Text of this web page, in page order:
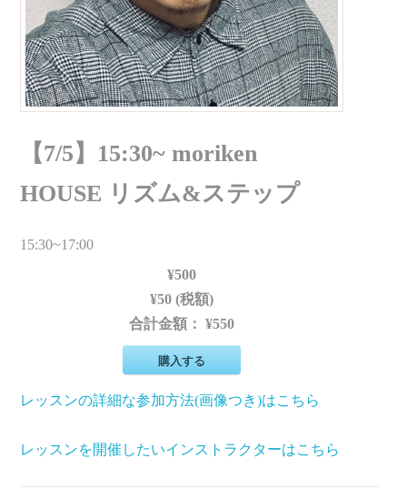
【7/5】15:30~ moriken
HOUSE リズム&ステップ
15:30~17:00
¥500
¥50 (税額)
合計金額：¥550
購入する
レッスンの詳細な参加方法(画像つき)はこちら
レッスンを開催したいインストラクターはこちら